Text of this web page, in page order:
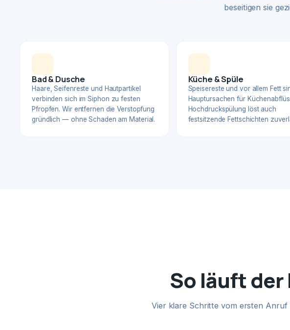
beseitigen sie
Bad & Dusche
Haare, Seifenreste und Hautpartikel
verbinden sich im Siphon zu festen
Pfropfen. Wir entfernen die Verstopfung
gründlich — ohne Schaden am Material.
Küche & Spüle
Speisereste und vor allem Fett
Hauptursachen für
Hochdruckspülung löst auch
festsitzende Fettschichten
So läuft der
Vier klare Schritte vom ersten